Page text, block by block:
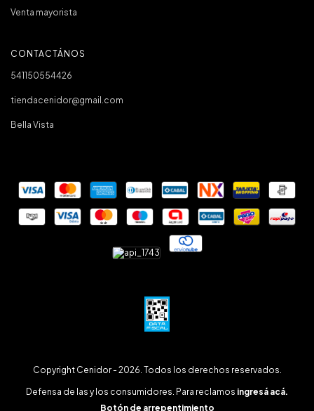
Venta mayorista
CONTACTÁNOS
541150554426
tiendacenidor@gmail.com
Bella Vista
Copyright Cenidor - 2026. Todos los derechos reservados.
Defensa de las y los consumidores. Para reclamos ingresá acá.
Botón de arrepentimiento